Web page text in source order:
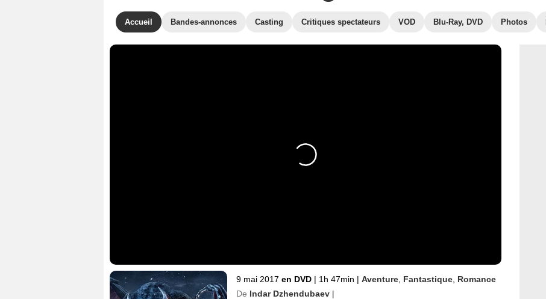
Accueil Bandes-annonces Casting Critiques spectateurs VOD Blu-Ray, DVD Photos
9 mai 2017 en DVD | 1h 47min | Aventure Fantastique Romance
De Indar Dzhendubaev |